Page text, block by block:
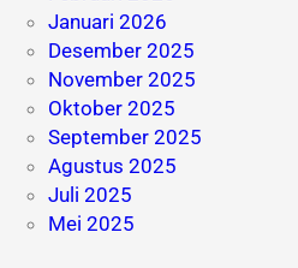
Januari 2026
Desember 2025
November 2025
Oktober 2025
September 2025
Agustus 2025
Juli 2025
Mei 2025